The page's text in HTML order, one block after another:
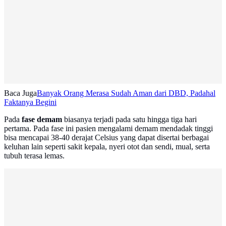
Baca JugaBanyak Orang Merasa Sudah Aman dari DBD, Padahal
Faktanya Begini
Pada fase demam biasanya terjadi pada satu hingga tiga hari
pertama. Pada fase ini pasien mengalami demam mendadak tinggi
bisa mencapai 38-40 derajat Celsius yang dapat disertai berbagai
keluhan lain seperti sakit kepala, nyeri otot dan sendi, mual, serta
tubuh terasa lemas.